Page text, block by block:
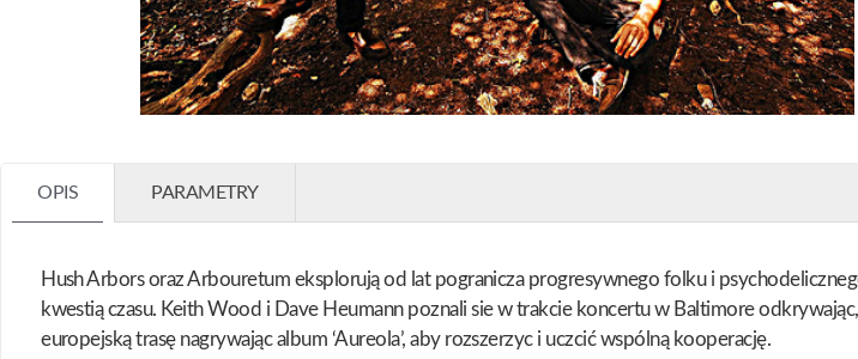
OPIS PARAMETRY
Hush Arbors oraz Arbouretum eksplorują od lat pogranicza progresywnego folku i
kwestią czasu. Keith Wood i Dave Heumann poznali sie w trakcie koncertu w Baltimore
europejską trasę nagrywając album ‘Aureola’, aby rozszerzyc i uczcić wspólną kooperację.